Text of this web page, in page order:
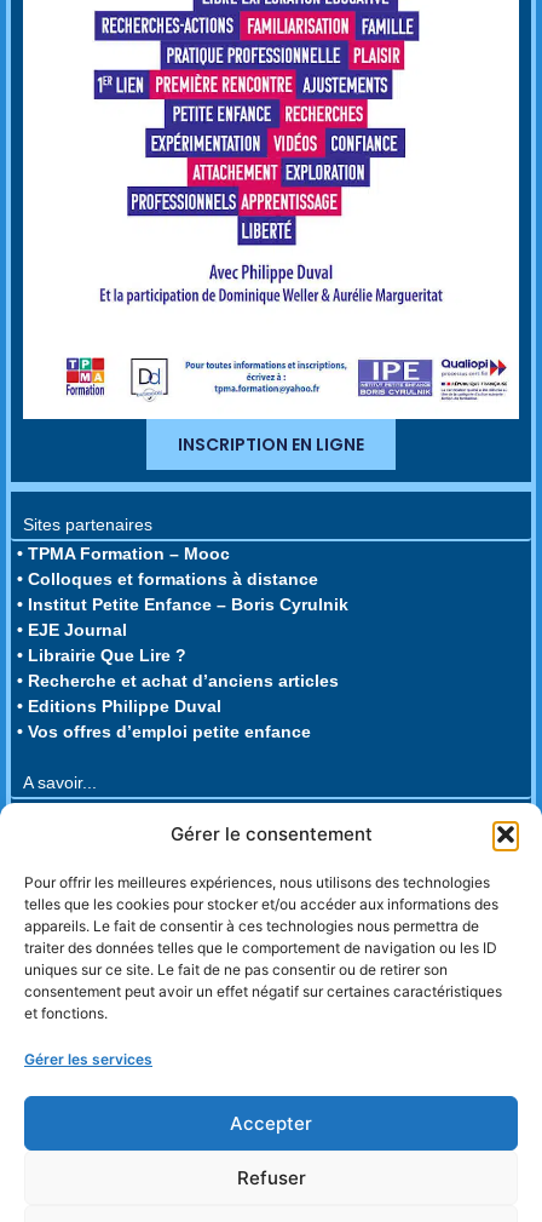
Gérer le consentement
Pour offrir les meilleures expériences, nous utilisons des technologies
telles que les cookies pour stocker et/ou accéder aux informations des
appareils. Le fait de consentir à ces technologies nous permettra de
traiter des données telles que le comportement de navigation ou les ID
uniques sur ce site. Le fait de ne pas consentir ou de retirer son
consentement peut avoir un effet négatif sur certaines caractéristiques
et fonctions.
Gérer les services
Accepter
Refuser
INSCRIPTION EN LIGNE
Sites partenaires
• TPMA Formation – Mooc
• Colloques et formations à distance
• Institut Petite Enfance – Boris Cyrulnik
• EJE Journal
• Librairie Que Lire ?
• Recherche et achat d’anciens articles
• Editions Philippe Duval
• Vos offres d’emploi petite enfance
A savoir...
• Conditions générales de vente
• Enquête de satisfaction Formateurs
• Enquête de satisfaction L.E.E. (2023)
• Enquête de satisfaction L.E.E. 22/3/24
• Enquête de satisfaction L.E.E. 4/10/24
• Enquête de satisfaction Responsables
• Enquête de satisfaction Psychomotricien
• Enquête de satisfaction Sommeil
• Enquête de satisfaction Juridique
• Enquête de Nouvelles Connaissances